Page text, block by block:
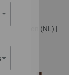
(NL) |